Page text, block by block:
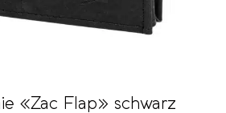
«Zac Flap» schwarz